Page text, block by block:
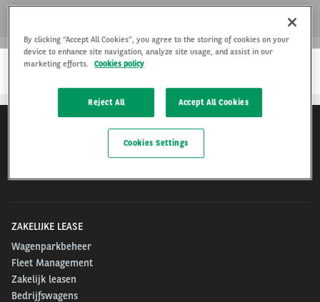
…
ZAKELIJKE LEASE
Wagenparkbeheer
Fleet Management
Zakelijk leasen
Bedrijfswagens
Over Arval
By clicking “Accept All Cookies”, you agree to the storing of cookies on your
device to enhance site navigation, analyze site usage, and assist in our
marketing efforts.
Cookies policy
Reject All Accept All Cookies
Cookies Settings